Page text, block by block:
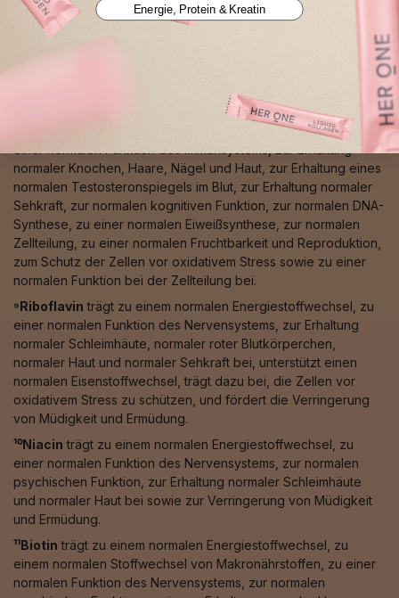
Stress, zur normalen Pigmentierung von Haut und Haaren, zum
normalen Eisentransport sowie zu einer normalen
einem normalen Makronährstoff-, Kohlenhydrat-, Fettsäure-
und Proteinstoffwechsel, zu einem normalen Vitamin-A-
Stoffwechsel, zu einem normalen Energiestoffwechsel, zu
normaler Knochen, Haare, Nägel und Haut, zur Erhaltung eines
normalen Testosteronspiegels im Blut, zur Erhaltung normaler
Sehkraft, zur normalen kognitiven Funktion, zur normalen DNA-
Synthese, zu einer normalen Eiweißsynthese, zur normalen
Zellteilung, zu einer normalen Fruchtbarkeit und Reproduktion,
zum Schutz der Zellen vor oxidativem Stress sowie zu einer
normalen Funktion bei der Zellteilung bei.
⁹Riboflavin trägt zu einem normalen Energiestoffwechsel, zu
einer normalen Funktion des Nervensystems, zur Erhaltung
normaler Schleimhäute, normaler roter Blutkörperchen,
normaler Haut und normaler Sehkraft bei, unterstützt einen
normalen Eisenstoffwechsel, trägt dazu bei, die Zellen vor
oxidativem Stress zu schützen, und fördert die Verringerung
von Müdigkeit und Ermüdung.
¹⁰Niacin trägt zu einem normalen Energiestoffwechsel, zu
einer normalen Funktion des Nervensystems, zur normalen
psychischen Funktion, zur Erhaltung normaler Schleimhäute
und normaler Haut bei sowie zur Verringerung von Müdigkeit
und Ermüdung.
¹¹Biotin trägt zu einem normalen Energiestoffwechsel, zu
einem normalen Stoffwechsel von Makronährstoffen, zu einer
normalen Funktion des Nervensystems, zur normalen
Energie, Protein & Kreatin